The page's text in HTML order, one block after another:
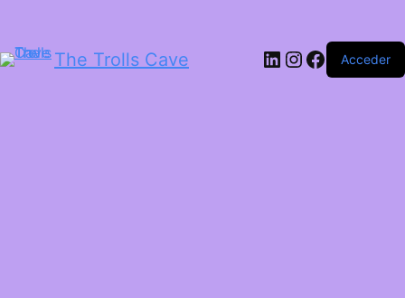
The Trolls Cave LinkedIn
Instagram
Facebook
Acceder